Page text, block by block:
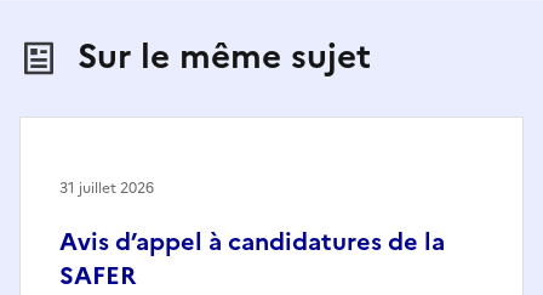
Sur le même sujet
Avis d’appel à candidatures de la
SAFER
31 juillet 2026